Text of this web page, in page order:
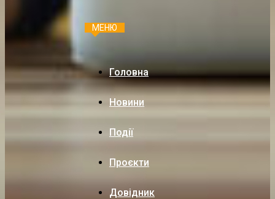
МЕНЮ
Головна
Новини
Події
Проєкти
Довідник